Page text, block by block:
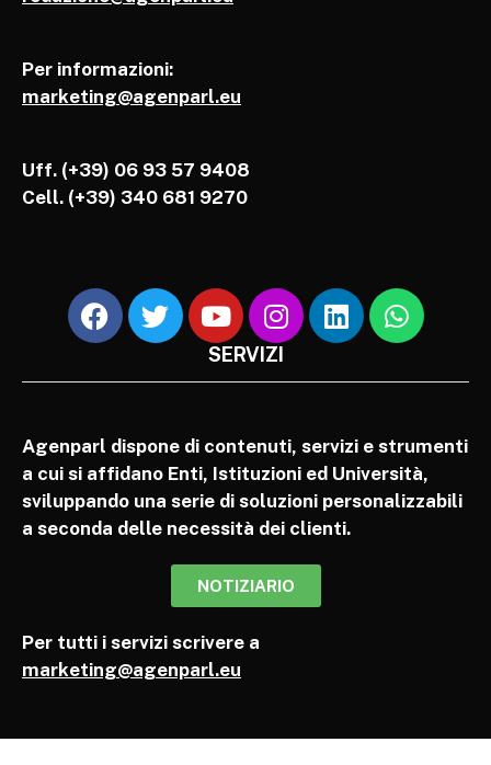
Per informazioni:
marketing@agenparl.eu
Uff. (+39) 06 93 57 9408
Cell. (+39) 340 681 9270
SERVIZI
Agenparl dispone di contenuti, servizi e strumenti
a cui si affidano Enti, Istituzioni ed Università,
sviluppando una serie di soluzioni personalizzabili
a seconda delle necessità dei clienti.
NOTIZIARIO
Per tutti i servizi scrivere a
marketing@agenparl.eu